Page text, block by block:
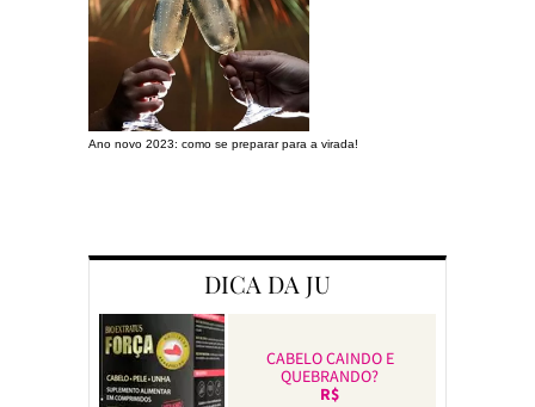
Ano novo 2023: como se preparar para a virada!
DICA DA JU
CABELO CAINDO E
QUEBRANDO?
R$